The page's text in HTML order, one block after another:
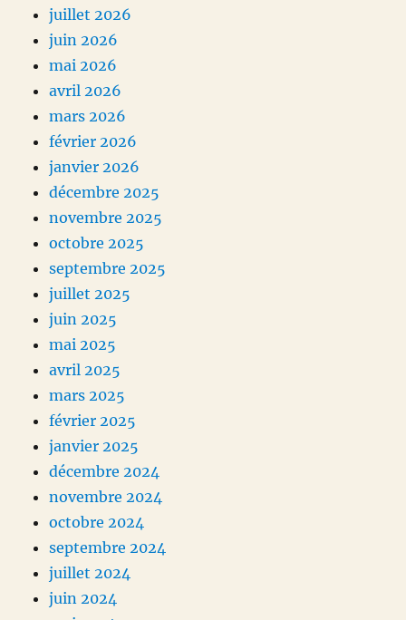
juillet 2026
juin 2026
mai 2026
avril 2026
mars 2026
février 2026
janvier 2026
décembre 2025
novembre 2025
octobre 2025
septembre 2025
juillet 2025
juin 2025
mai 2025
avril 2025
mars 2025
février 2025
janvier 2025
décembre 2024
novembre 2024
octobre 2024
septembre 2024
juillet 2024
juin 2024